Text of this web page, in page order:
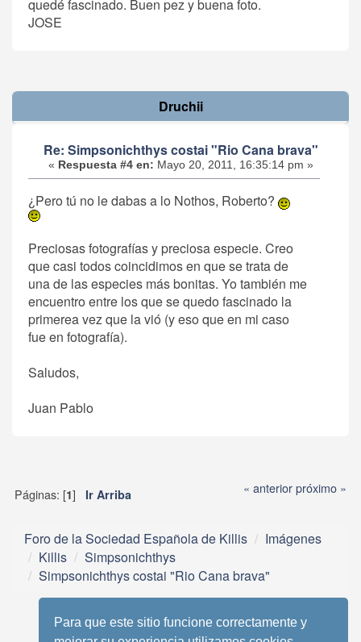
Para que este sitio funcione correctamente y
quedé fascinado. Buen pez y buena foto.
JOSE
Druchii
Re: Simpsonichthys costai "Rio Cana brava"
« Respuesta #4 en: Mayo 20, 2011, 16:35:14 pm »
¿Pero tú no le dabas a lo Nothos, Roberto?
Preciosas fotografías y preciosa especie. Creo
que casi todos coincidimos en que se trata de
una de las especies más bonitas. Yo también me
encuentro entre los que se quedo fascinado la
primerea vez que la vió (y eso que en mi caso
fue en fotografía).
Saludos,
Juan Pablo
Páginas: [1] Ir Arriba « anteriorpróximo »
Foro de la Sociedad Española de Killis
Imágenes
Killis
Simpsonichthys
Simpsonichthys costai "Rio Cana brava"